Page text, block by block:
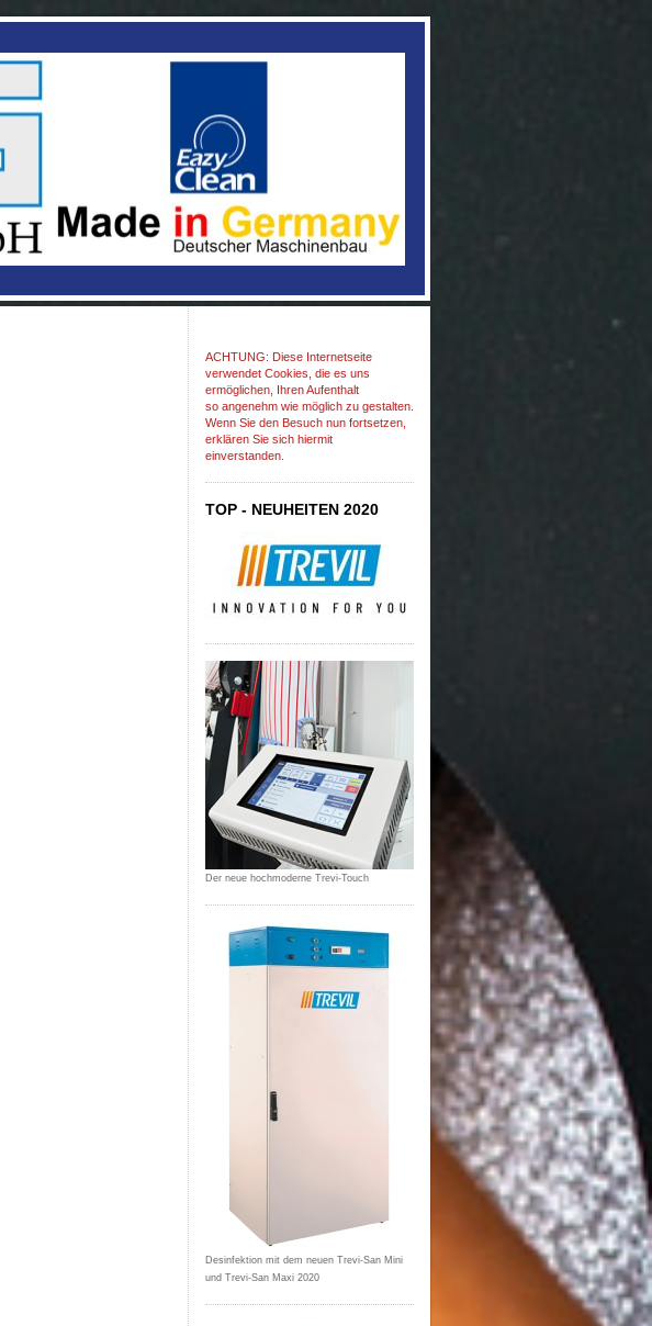
ACHTUNG: Diese Internetseite
verwendet Cookies, die es uns
ermöglichen, Ihren Aufenthalt
so angenehm wie möglich zu gestalten.
Wenn Sie den Besuch nun fortsetzen,
erklären Sie sich hiermit
einverstanden.
TOP - NEUHEITEN 2020
Der neue hochmoderne Trevi-Touch
Desinfektion mit dem neuen Trevi-San Mini
und Trevi-San Maxi 2020